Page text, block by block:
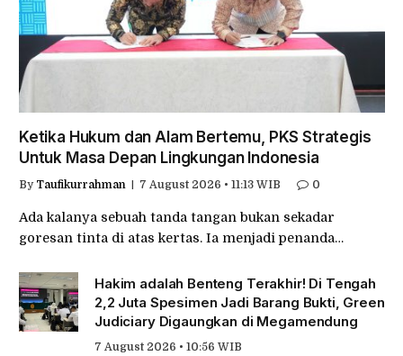
Ketika Hukum dan Alam Bertemu, PKS Strategis
Untuk Masa Depan Lingkungan Indonesia
By Taufikurrahman 7 August 2026 • 11:13 WIB 0
Ada kalanya sebuah tanda tangan bukan sekadar
goresan tinta di atas kertas. Ia menjadi penanda…
Hakim adalah Benteng Terakhir! Di Tengah
2,2 Juta Spesimen Jadi Barang Bukti, Green
Judiciary Digaungkan di Megamendung
7 August 2026 • 10:56 WIB